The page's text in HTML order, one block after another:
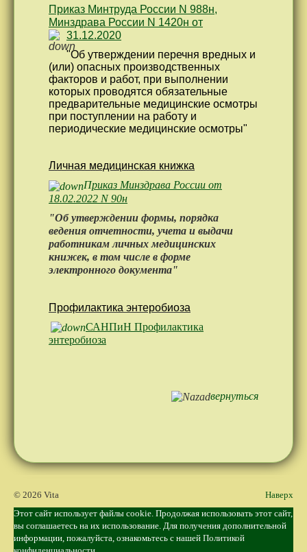
ВАКАНСИИ
ПРАВИЛА
ГОС КОНТРОЛЬ
Приказ Минтруда России N 988н,
Минздрава России N 1420н от
31.12.2020
"Об утверждении перечня вредных и
(или) опасных производственных
факторов и работ, при выполнении
которых проводятся обязательные
предварительные медицинские осмотры
при поступлении на работу и
периодические медицинские осмотры"
Личная медицинская книжка
Приказ Минздрава России от
18.02.2022 N 90н
"Об утверждении формы, порядка
ведения отчетности, учета и выдачи
работникам личных медицинских
книжек, в том числе в форме
электронного документа"
Профилактика энтеробиоза
САНПиН Профилактика
энтеробиоза
вернуться
Наверх
© 2026 Vita
Этот сайт использует файлы cookie. Продолжая использовать этот сайт,
вы соглашаетесь на их использование. Для получения дополнительной
информации, пожалуйста, ознакомьтесь с нашей Политикой